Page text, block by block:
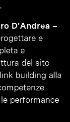
D’Andrea –
e
e
del sito
building alla
performance